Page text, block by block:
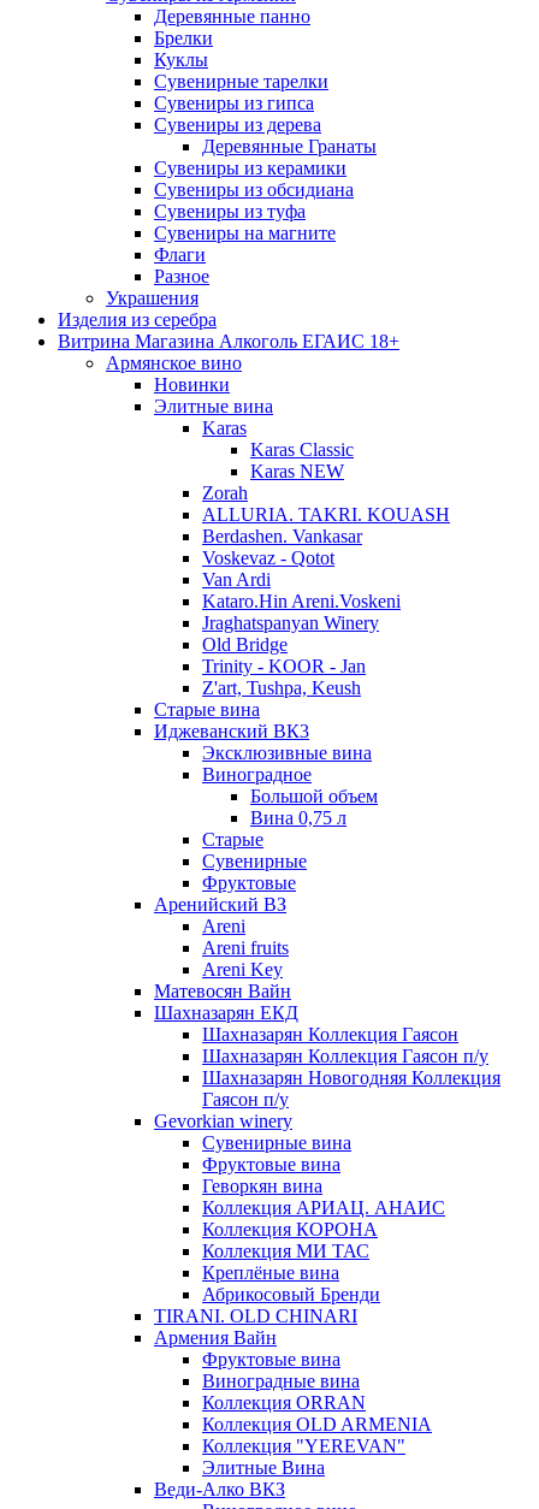
Деревянные панно
Брелки
Куклы
Сувенирные тарелки
Сувениры из гипса
Сувениры из дерева
Деревянные Гранаты
Сувениры из керамики
Сувениры из обсидиана
Сувениры из туфа
Сувениры на магните
Флаги
Разное
Украшения
Изделия из серебра
Витрина Магазина Алкоголь ЕГАИС 18+
Армянское вино
Новинки
Элитные вина
Karas
Karas Classic
Karas NEW
Zorah
ALLURIA. TAKRI. KOUASH
Berdashen. Vankasar
Voskevaz - Qotot
Van Ardi
Kataro.Hin Areni.Voskeni
Jraghatspanyan Winery
Old Bridge
Trinity - KOOR - Jan
Z'art, Tushpa, Keush
Старые вина
Иджеванский ВК3
Эксклюзивные вина
Виноградное
Большой объем
Вина 0,75 л
Старые
Сувенирные
Фруктовые
Аренийский ВЗ
Areni
Areni fruits
Areni Key
Матевосян Вайн
Шахназарян ЕКД
Шахназарян Коллекция Гаясон
Шахназарян Коллекция Гаясон п/у
Шахназарян Новогодняя Коллекция
Гаясон п/у
Gevorkian winery
Сувенирные вина
Фруктовые вина
Геворкян вина
Коллекция АРИАЦ. АНАИС
Коллекция КОРОНА
Коллекция МИ ТАС
Креплёные вина
Абрикосовый Бренди
TIRANI. OLD CHINARI
Армения Вайн
Фруктовые вина
Виноградные вина
Коллекция ORRAN
Коллекция OLD ARMENIA
Коллекция "YEREVAN"
Элитные Вина
Веди-Алко ВКЗ